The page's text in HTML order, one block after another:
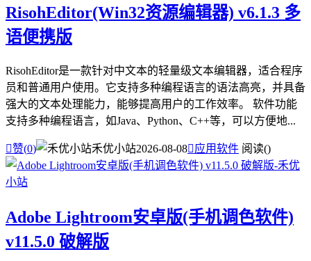
RisohEditor(Win32资源编辑器) v6.1.3 多
语便携版
RisohEditor是一款针对中文本的轻量级文本编辑器，适合程序
员和普通用户使用。它支持多种编程语言的语法高亮，并具备
强大的文本处理能力，能够提高用户的工作效率。 软件功能
支持多种编程语言，如Java、Python、C++等，可以方便地...
赞(0) 禾优小站2026-08-08应用软件 阅读()
Adobe Lightroom安卓版(手机调色软件)
v11.5.0 破解版